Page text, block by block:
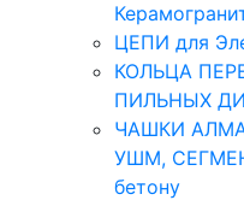
ЦЕПИ для
КОЛЬЦА
ПИЛЬНЫХ
ЧАШКИ
УШМ,
бетону